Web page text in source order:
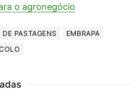
o agronegócio
PASTAGENS
EMBRAPA